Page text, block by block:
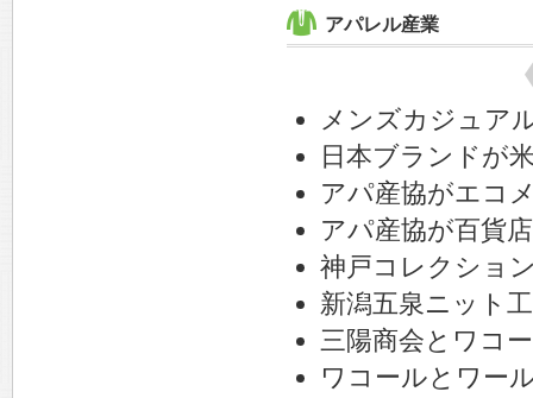
アパレル産業
メンズカジュア
日本ブランドが
アパ産協がエコ
アパ産協が百貨
神戸コレクショ
新潟五泉ニット
三陽商会とワコ
ワコールとワー